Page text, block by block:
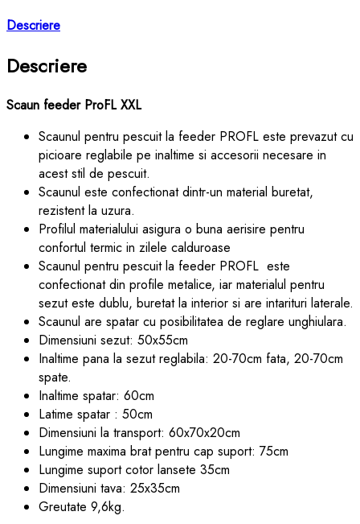
Descriere
Descriere
Scaun feeder ProFL XXL
Scaunul pentru pescuit la feeder PROFL este prevazut cu
picioare reglabile pe inaltime si accesorii necesare in
acest stil de pescuit.
Scaunul este confectionat dintr-un material buretat,
rezistent la uzura.
Profilul materialului asigura o buna aerisire pentru
confortul termic in zilele calduroase
Scaunul pentru pescuit la feeder PROFL este
confectionat din profile metalice, iar materialul pentru
sezut este dublu, buretat la interior si are intarituri laterale.
Scaunul are spatar cu posibilitatea de reglare unghiulara.
Dimensiuni sezut: 50x55cm
Inaltime pana la sezut reglabila: 20-70cm fata, 20-70cm
spate.
Inaltime spatar: 60cm
Latime spatar : 50cm
Dimensiuni la transport: 60x70x20cm
Lungime maxima brat pentru cap suport: 75cm
Lungime suport cotor lansete 35cm
Dimensiuni tava: 25x35cm
Greutate 9,6kg.